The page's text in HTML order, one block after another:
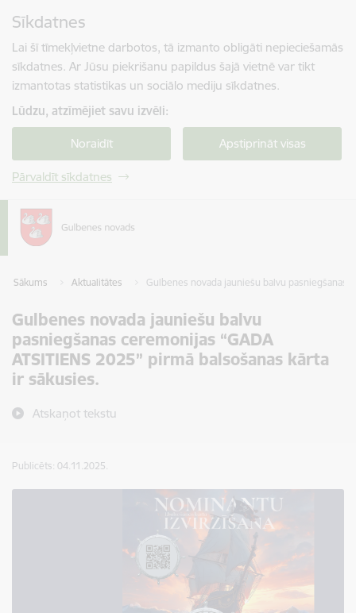
Sīkdatnes
Lai šī tīmekļvietne darbotos, tā izmanto obligāti nepieciešamās
sīkdatnes. Ar Jūsu piekrišanu papildus šajā vietnē var tikt
izmantotas statistikas un sociālo mediju sīkdatnes.
Lūdzu, atzīmējiet savu izvēli:
Noraidīt Apstiprināt visas
Pārvaldīt sīkdatnes
Sākums Aktualitātes Gulbenes novada jauniešu balvu pasniegšanas
Gulbenes novada jauniešu balvu
pasniegšanas ceremonijas “GADA
ATSITIENS 2025” pirmā balsošanas kārta
ir sākusies.
Atskaņot tekstu
Publicēts: 04.11.2025.